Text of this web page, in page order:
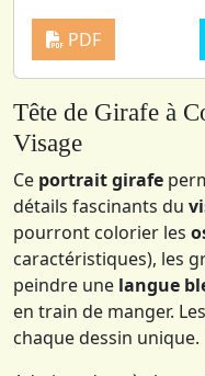
PDF
Tête de Girafe à
Visage
Ce portrait girafe
détails fascinants du
pourront colorier les
caractéristiques), les
peindre une langue
en train de manger.
chaque dessin unique.